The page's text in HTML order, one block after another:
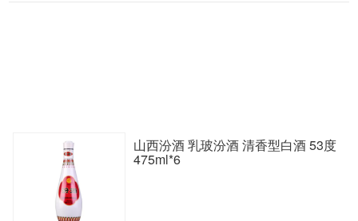
山西汾酒 乳玻汾酒 清香型白酒 53度
475ml*6